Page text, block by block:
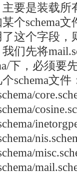
要是装载
个schema文
这个字段，
们先将
下，必须要
schema文件